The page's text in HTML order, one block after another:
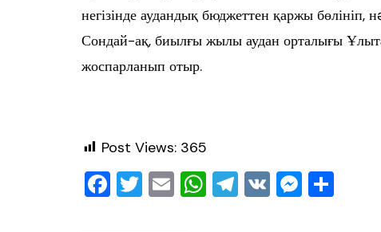
негізінде аудандық бюджеттен қаржы бөлініп,
Сондай-ақ, биылғы жылы аудан орталығы
жоспарланып отыр.
Post Views: 365
F T E W T V M